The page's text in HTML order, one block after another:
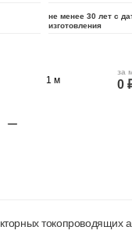
не менее 30 лет с
изготовления
за
0